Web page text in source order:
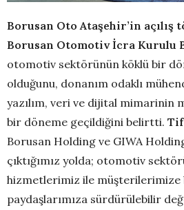
Borusan Oto Ataşehir’in açılış
Borusan Otomotiv İcra Kurulu
otomotiv sektörünün köklü bir
olduğunu, donanım odaklı
yazılım, veri ve dijital mimarinin
bir döneme geçildiğini belirtti.
Borusan Holding ve GIWA
çıktığımız yolda; otomotiv
hizmetlerimiz ile müşterilerimize
paydaşlarımıza sürdürülebilir